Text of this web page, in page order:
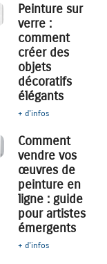
Peinture sur
verre :
comment
créer des
objets
décoratifs
élégants
+ d'infos
Comment
vendre vos
œuvres de
peinture en
ligne : guide
pour artistes
émergents
+ d'infos